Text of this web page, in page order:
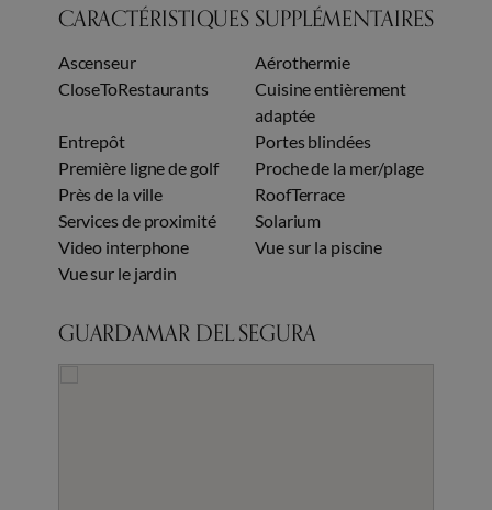
CARACTÉRISTIQUES SUPPLÉMENTAIRES
Ascenseur
Aérothermie
CloseToRestaurants
Cuisine entièrement
adaptée
Entrepôt
Portes blindées
Première ligne de golf
Proche de la mer/plage
Près de la ville
RoofTerrace
Services de proximité
Solarium
Video interphone
Vue sur la piscine
Vue sur le jardin
GUARDAMAR DEL SEGURA